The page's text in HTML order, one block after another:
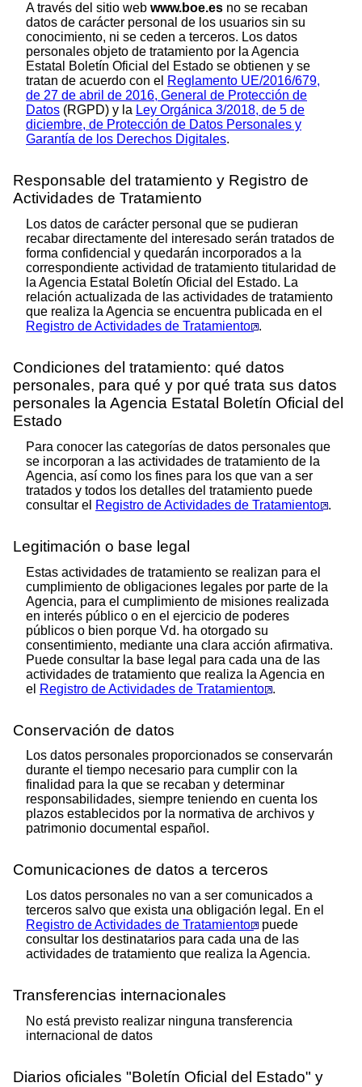
A través del sitio web www.boe.es no se recaban
datos de carácter personal de los usuarios sin su
conocimiento, ni se ceden a terceros. Los datos
personales objeto de tratamiento por la Agencia
Estatal Boletín Oficial del Estado se obtienen y se
tratan de acuerdo con el Reglamento UE/2016/679,
de 27 de abril de 2016, General de Protección de
Datos (RGPD) y la Ley Orgánica 3/2018, de 5 de
diciembre, de Protección de Datos Personales y
Garantía de los Derechos Digitales.
Responsable del tratamiento y Registro de
Actividades de Tratamiento
Los datos de carácter personal que se pudieran
recabar directamente del interesado serán tratados de
forma confidencial y quedarán incorporados a la
correspondiente actividad de tratamiento titularidad de
la Agencia Estatal Boletín Oficial del Estado. La
relación actualizada de las actividades de tratamiento
que realiza la Agencia se encuentra publicada en el
Registro de Actividades de Tratamiento .
Condiciones del tratamiento: qué datos
personales, para qué y por qué trata sus datos
personales la Agencia Estatal Boletín Oficial del
Estado
Para conocer las categorías de datos personales que
se incorporan a las actividades de tratamiento de la
Agencia, así como los fines para los que van a ser
tratados y todos los detalles del tratamiento puede
consultar el Registro de Actividades de Tratamiento .
Legitimación o base legal
Estas actividades de tratamiento se realizan para el
cumplimiento de obligaciones legales por parte de la
Agencia, para el cumplimiento de misiones realizada
en interés público o en el ejercicio de poderes
públicos o bien porque Vd. ha otorgado su
consentimiento, mediante una clara acción afirmativa.
Puede consultar la base legal para cada una de las
actividades de tratamiento que realiza la Agencia en
el Registro de Actividades de Tratamiento .
Conservación de datos
Los datos personales proporcionados se conservarán
durante el tiempo necesario para cumplir con la
finalidad para la que se recaban y determinar
responsabilidades, siempre teniendo en cuenta los
plazos establecidos por la normativa de archivos y
patrimonio documental español.
Comunicaciones de datos a terceros
Los datos personales no van a ser comunicados a
terceros salvo que exista una obligación legal. En el
Registro de Actividades de Tratamiento
puede
consultar los destinatarios para cada una de las
actividades de tratamiento que realiza la Agencia.
Transferencias internacionales
No está previsto realizar ninguna transferencia
internacional de datos
Diarios oficiales "Boletín Oficial del Estado" y